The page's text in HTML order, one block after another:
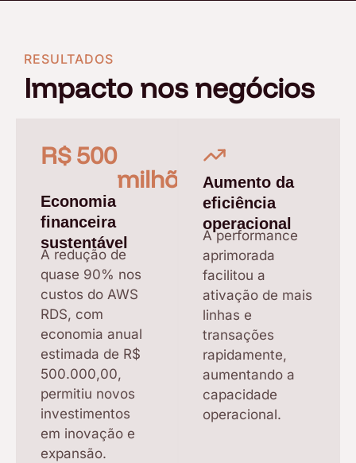
RESULTADOS
Impacto nos negócios
R$ 500
milhões
Economia
financeira
sustentável
A redução de
quase 90% nos
custos do AWS
RDS, com
economia anual
estimada de R$
500.000,00,
permitiu novos
investimentos
em inovação e
expansão.
Aumento da
eficiência
operacional
A performance
aprimorada
facilitou a
ativação de mais
linhas e
transações
rapidamente,
aumentando a
capacidade
operacional.